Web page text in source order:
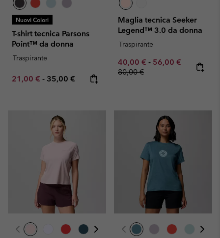
Nuovi Colori
T-shirt tecnica Parsons
Point™ da donna
Traspirante
Minimum sale price:
21,00 € - Maximum price:
35,00 €
Maglia tecnica Seeker
Legend™ 3.0 da donna
Traspirante
Minimum sale price:
40,00 € - Maximum sale
56,00 € Regular
80,00 €